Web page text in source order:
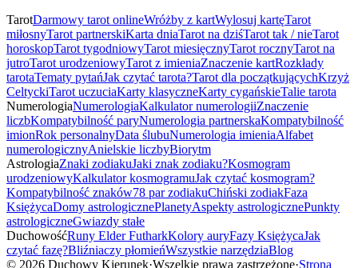
TarotDarmowy tarot onlineWróżby z kartWylosuj kartęTarot
miłosnyTarot partnerskiKarta dniaTarot na dziśTarot tak / nieTarot
horoskopTarot tygodniowyTarot miesięcznyTarot rocznyTarot na
jutroTarot urodzeniowyTarot z imieniaZnaczenie kartRozkłady
tarotaTematy pytańJak czytać tarota?Tarot dla początkującychKrzyż
CeltyckiTarot uczuciaKarty klasyczneKarty cygańskieTalie tarota
NumerologiaNumerologiaKalkulator numerologiiZnaczenie
liczbKompatybilność paryNumerologia partnerskaKompatybilność
imionRok personalnyData ślubuNumerologia imieniaAlfabet
numerologicznyAnielskie liczbyBiorytm
AstrologiaZnaki zodiakuJaki znak zodiaku?Kosmogram
urodzeniowyKalkulator kosmogramuJak czytać kosmogram?
Kompatybilność znaków78 par zodiakuChiński zodiakFaza
KsiężycaDomy astrologicznePlanetyAspekty astrologicznePunkty
astrologiczneGwiazdy stałe
DuchowośćRuny Elder FutharkKolory auryFazy KsiężycaJak
czytać fazę?Bliźniaczy płomieńWszystkie narzędziaBlog
© 2026 Duchowy Kierunek·Wszelkie prawa zastrzeżone·Strona